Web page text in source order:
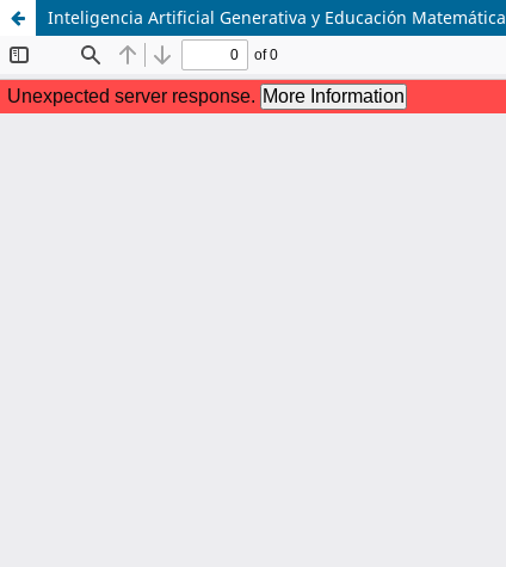
Inteligencia Artificial Generativa y Educación